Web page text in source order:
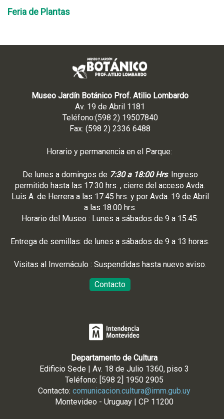
Feria de Plantas
Museo Jardín Botánico Prof. Atilio Lombardo
Av. 19 de Abril 1181
Teléfono:(598 2) 19507840
Fax: (598 2) 2336 6488
Horario y permanencia en el Parque:
De lunes a domingos de 7:30 a 18:00 Hrs. Ingreso
permitido hasta las 17:30 hrs. , cierre del acceso Avda.
Luis A. de Herrera a las 17:45 hrs. y por Avda. 19 de Abril
a las 18:00 hrs.
Horario del Museo : Lunes a sábados de 9 a 15:45.
Entrega de semillas: de lunes a sábados de 9 a 13 horas.
Visitas al Invernáculo : Suspendidas hasta nuevo aviso.
Contacto
Departamento de Cultura
Edificio Sede | Av. 18 de Julio 1360, piso 3
Teléfono: [598 2] 1950 2905
Contacto: comunicacion.cultura@imm.gub.uy
Montevideo - Uruguay | CP 11200